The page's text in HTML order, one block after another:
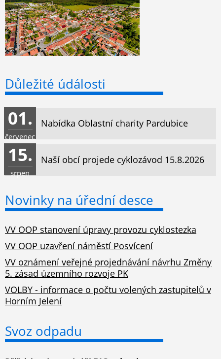
Důležité údálosti
Nabídka Oblastní charity Pardubice
01.
červenec
Naší obcí projede cyklozávod 15.8.2026
15.
srpen
Novinky na úřední desce
VV OOP stanovení úpravy provozu cyklostezka
VV OOP uzavření náměstí Posvícení
VV oznámení veřejné projednávání návrhu Změny
5. zásad územního rozvoje PK
VOLBY - informace o počtu volených zastupitelů v
Horním Jelení
Svoz odpadu